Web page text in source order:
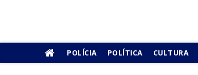
POLÍCIA POLÍTICA CULTURA